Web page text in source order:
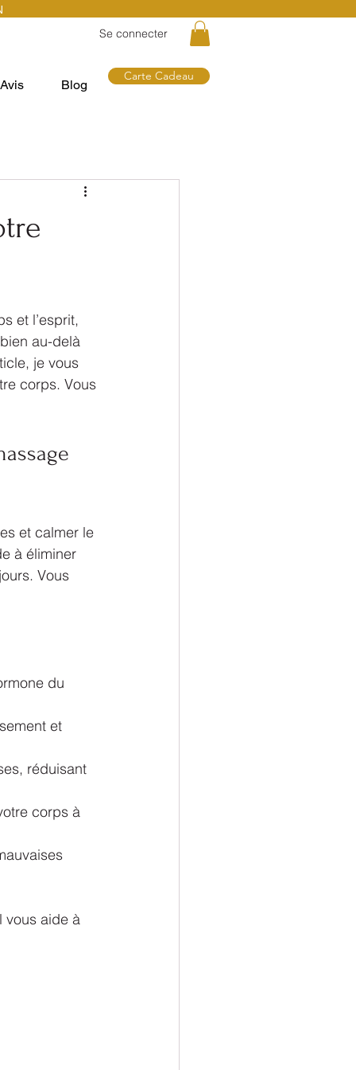
Se connecter
Avis Blog
Carte Cadeau
et l’esprit,
au-delà
je vous
corps. Vous
et calmer le
à éliminer
Vous
du
et
réduisant
corps à
vous aide à